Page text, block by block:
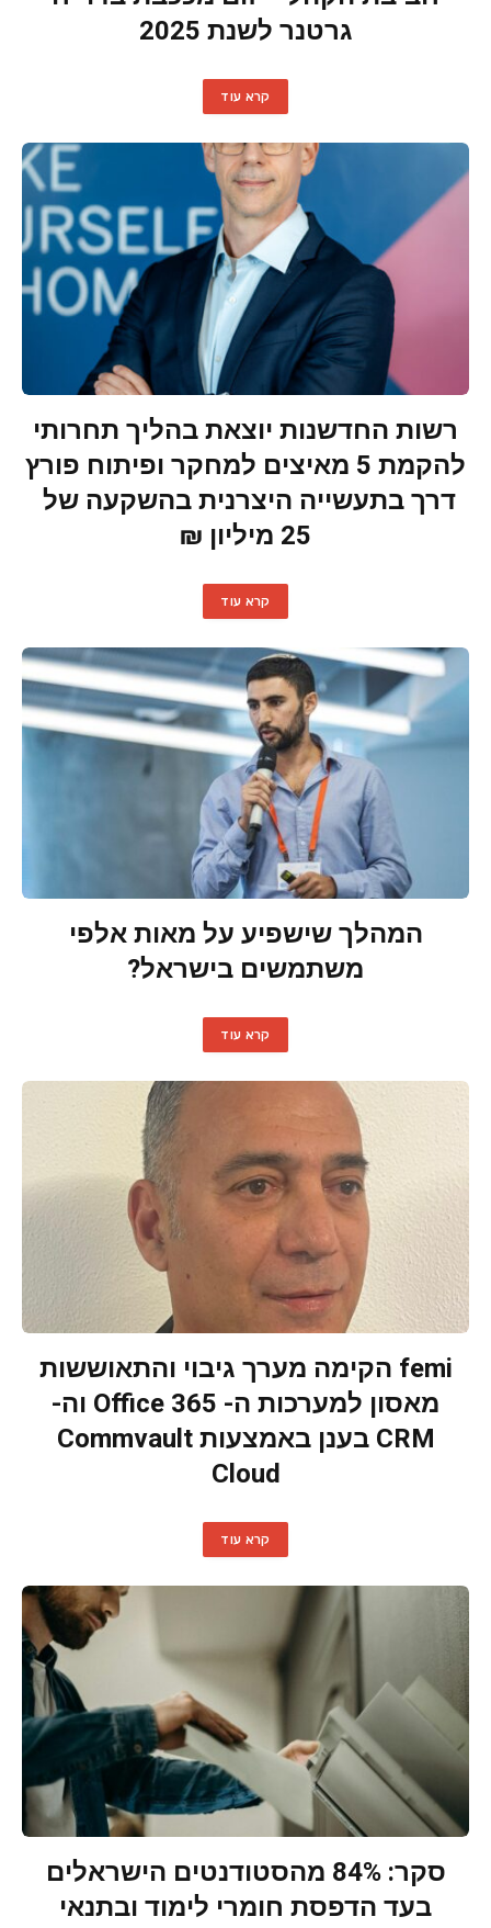
גרטנר לשנת 2025
קרא עוד
רשות החדשנות יוצאת בהליך תחרותי
להקמת 5 מאיצים למחקר ופיתוח פורץ
דרך בתעשייה היצרנית בהשקעה של
25 מיליון ₪
קרא עוד
המהלך שישפיע על מאות אלפי
משתמשים בישראל?
קרא עוד
femi הקימה מערך גיבוי והתאוששות
מאסון למערכות ה- Office 365 וה-
CRM בענן באמצעות Commvault
Cloud
קרא עוד
סקר: 84% מהסטודנטים הישראלים
בעד הדפסת חומרי לימוד ובתנאי